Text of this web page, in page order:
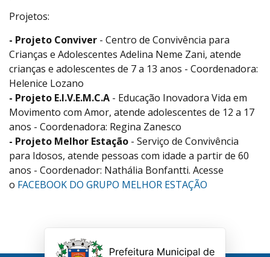
Projetos:
- Projeto Conviver - Centro de Convivência para
Crianças e Adolescentes Adelina Neme Zani, atende
crianças e adolescentes de 7 a 13 anos - Coordenadora:
Helenice Lozano
- Projeto E.I.V.E.M.C.A - Educação Inovadora Vida em
Movimento com Amor, atende adolescentes de 12 a 17
anos - Coordenadora: Regina Zanesco
- Projeto Melhor Estação - Serviço de Convivência
para Idosos, atende pessoas com idade a partir de 60
anos - Coordenador: Nathália Bonfantti. Acesse
o FACEBOOK DO GRUPO MELHOR ESTAÇÃO